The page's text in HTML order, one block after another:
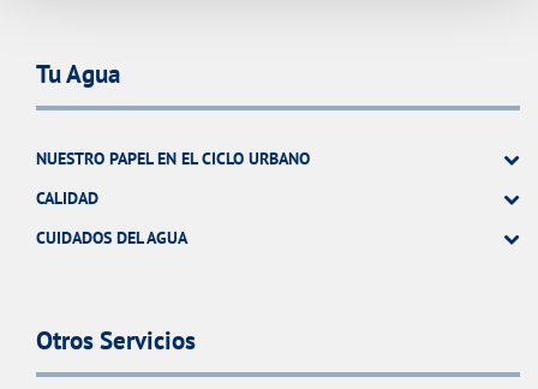
Tu Agua
NUESTRO PAPEL EN EL CICLO URBANO
CALIDAD
CUIDADOS DEL AGUA
Otros Servicios